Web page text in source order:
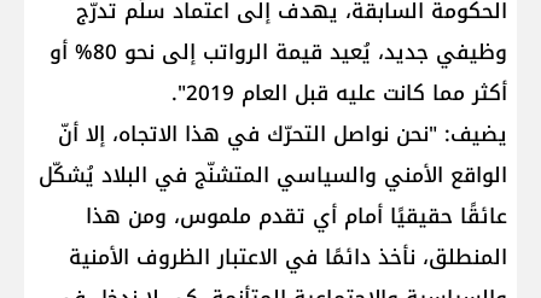
الحكومة السابقة، يهدف إلى اعتماد سلّم تدرّج
وظيفي جديد، يُعيد قيمة الرواتب إلى نحو 80% أو
أكثر مما كانت عليه قبل العام 2019".
يضيف: "نحن نواصل التحرّك في هذا الاتجاه، إلا أنّ
الواقع الأمني والسياسي المتشنّج في البلاد يُشكّل
عائقًا حقيقيًا أمام أي تقدم ملموس، ومن هذا
المنطلق، نأخذ دائمًا في الاعتبار الظروف الأمنية